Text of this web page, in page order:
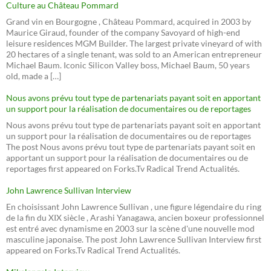
Culture au Château Pommard
Grand vin en Bourgogne , Château Pommard, acquired in 2003 by
Maurice Giraud, founder of the company Savoyard of high-end
leisure residences MGM Builder. The largest private vineyard of with
20 hectares of a single tenant, was sold to an American entrepreneur
Michael Baum. Iconic Silicon Valley boss, Michael Baum, 50 years
old, made a […]
Nous avons prévu tout type de partenariats payant soit en apportant
un support pour la réalisation de documentaires ou de reportages
Nous avons prévu tout type de partenariats payant soit en apportant
un support pour la réalisation de documentaires ou de reportages
The post Nous avons prévu tout type de partenariats payant soit en
apportant un support pour la réalisation de documentaires ou de
reportages first appeared on Forks.Tv Radical Trend Actualités.
John Lawrence Sullivan Interview
En choisissant John Lawrence Sullivan , une figure légendaire du ring
de la fin du XIX siècle , Arashi Yanagawa, ancien boxeur professionnel
est entré avec dynamisme en 2003 sur la scène d'une nouvelle mod
masculine japonaise. The post John Lawrence Sullivan Interview first
appeared on Forks.Tv Radical Trend Actualités.